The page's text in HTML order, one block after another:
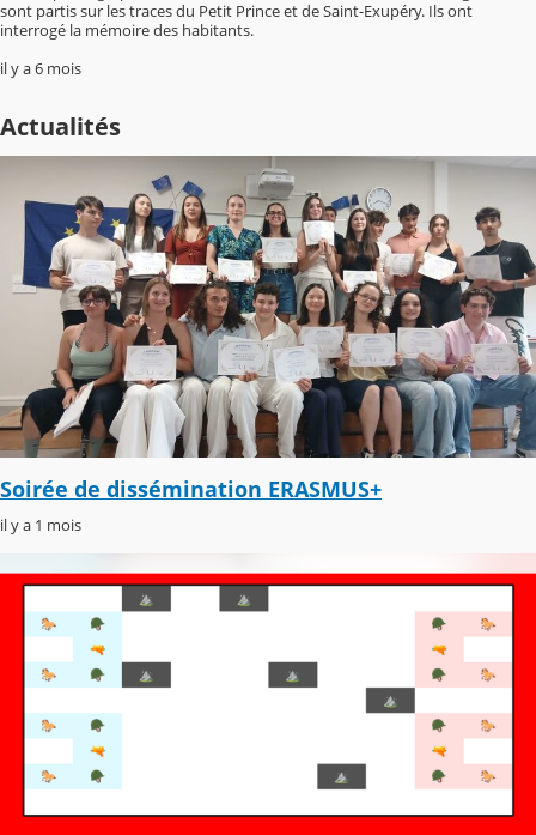
sont partis sur les traces du Petit Prince et de Saint-Exupéry. Ils ont
interrogé la mémoire des habitants.
il y a 6 mois
Actualités
Soirée de dissémination ERASMUS+
il y a 1 mois